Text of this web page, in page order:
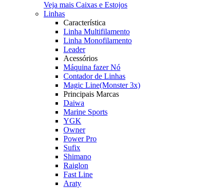
Veja mais Caixas e Estojos
Linhas
Característica
Linha Multifilamento
Linha Monofilamento
Leader
Acessórios
Máquina fazer Nó
Contador de Linhas
Magic Line(Monster 3x)
Principais Marcas
Daiwa
Marine Sports
YGK
Owner
Power Pro
Sufix
Shimano
Raiglon
Fast Line
Araty